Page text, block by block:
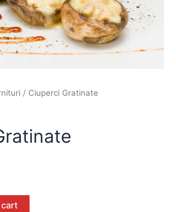
/ Ciuperci Gratinate